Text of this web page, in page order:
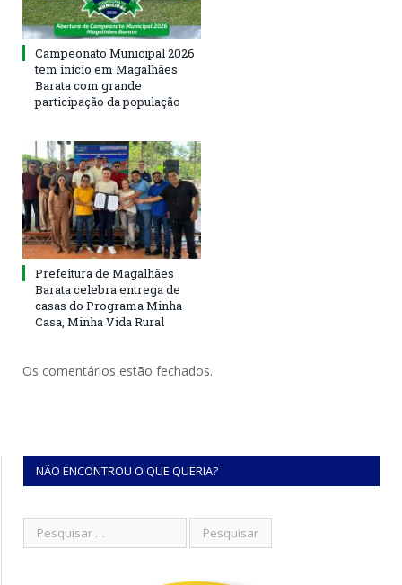
Campeonato Municipal 2026
tem início em Magalhães
Barata com grande
participação da população
Prefeitura de Magalhães
Barata celebra entrega de
casas do Programa Minha
Casa, Minha Vida Rural
Os comentários estão fechados.
NÃO ENCONTROU O QUE QUERIA?